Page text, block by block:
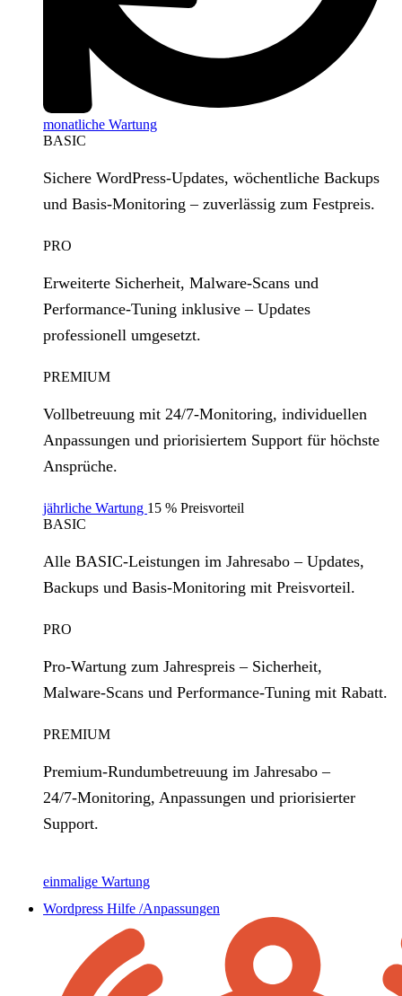
monatliche Wartung
BASIC
Sichere WordPress‑Updates, wöchentliche Backups
und Basis‑Monitoring – zuverlässig zum Festpreis.
PRO
Erweiterte Sicherheit, Malware‑Scans und
Performance‑Tuning inklusive – Updates
professionell umgesetzt.
PREMIUM
Vollbetreuung mit 24/7‑Monitoring, individuellen
Anpassungen und priorisiertem Support für höchste
Ansprüche.
jährliche Wartung 15 % Preisvorteil
BASIC
Alle BASIC‑Leistungen im Jahresabo – Updates,
Backups und Basis‑Monitoring mit Preisvorteil.
PRO
Pro‑Wartung zum Jahrespreis – Sicherheit,
Malware‑Scans und Performance‑Tuning mit Rabatt.
PREMIUM
Premium‑Rundumbetreuung im Jahresabo –
24/7‑Monitoring, Anpassungen und priorisierter
Support.
einmalige Wartung
Wordpress Hilfe /Anpassungen